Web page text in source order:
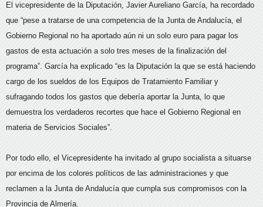
El vicepresidente de la Diputación, Javier Aureliano García, ha recordado
que “pese a tratarse de una competencia de la Junta de Andalucía, el
Gobierno Regional no ha aportado aún ni un solo euro para pagar los
gastos de esta actuación a solo tres meses de la finalización del
programa”. García ha explicado “es la Diputación la que se está haciendo
cargo de los sueldos de los Equipos de Tratamiento Familiar y
sufragando todos los gastos que debería aportar la Junta, lo que
demuestra los verdaderos recortes que hace el Gobierno Regional en
materia de Servicios Sociales”.
Por todo ello, el Vicepresidente ha invitado al grupo socialista a situarse
por encima de los colores políticos de las administraciones y que
reclamen a la Junta de Andalucía que cumpla sus compromisos con la
Provincia de Almería.